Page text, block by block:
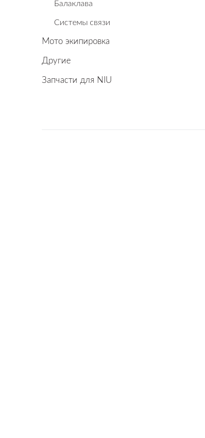
Балаклава
Cистемы связи
Мото экипировка
Другие
Запчасти для NIU